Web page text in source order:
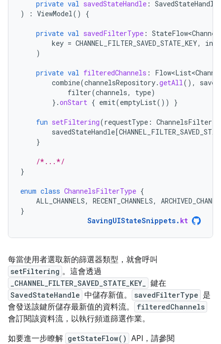
private val savedStateHandle : SavedStateHandle
)
: ViewModel() {
private val savedFilterType :
key = CHANNEL_FILTER_SAVED_STATE_KEY,
)
private val filteredChannels :
combine(channelsRepository.getAll(),
filter(channels, type)
}.onStart { emit(emptyList()) }
fun setFiltering(requestType :
savedStateHandle[
}
/*...*/
}
enum class ChannelsFilterType {
ALL_CHANNELS, RECENT_CHANNELS,
}
SavingUIStateSnippets. kt
每當使用者選取新的篩選器類型，就會呼叫
setFiltering 。這會透過
_CHANNEL_FILTER_SAVED_STATE_KEY_ 鍵在
SavedStateHandle 中儲存新值。 savedFilterType 是
會發送該鍵所儲存最新值的資料流。
filteredChannels
會訂閱該資料流，以執行頻道篩選作業。
如要進一步瞭解 getStateFlow() API，請參閱